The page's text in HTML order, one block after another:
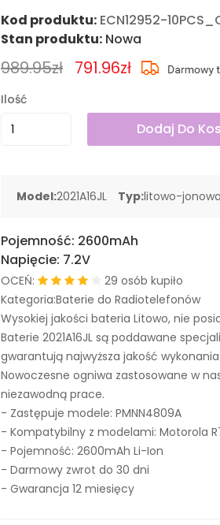
Kod produktu: ECN12952-
Stan produktu: Nowa
989.95zł 791.96zł
Ilość
Dodaj Do
Model:2021A16JL Typ:litowo-jonowa
Pojemność: 2600mAh
Napięcie: 7.2V
OCEŃ:
29 osób kupiło
Kategoria:Baterie do Radiotelefonów
Wysokiej jakości bateria Litowo, nie
Baterie 2021A16JL są poddawane
gwarantują najwyższa jakość
Nowoczesne ogniwa zastosowane w
niezawodną prace.
- Zastępuje modele: PMNN4809A
- Kompatybilny z modelami: Motorola
- Pojemność: 2600mAh Li-Ion
- Darmowy zwrot do 30 dni
- Gwarancja 12 miesięcy